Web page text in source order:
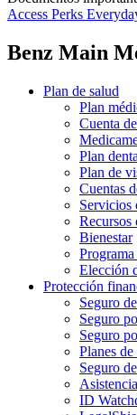
Access Perks
Benz Main
Plan de salud
Plan
Cuenta
Plan
Plan de
Cuentas
Servicios
Recursos
Bienestar
Elección
Protección
Seguro
Seguro
Seguro
Planes
Seguro
ID